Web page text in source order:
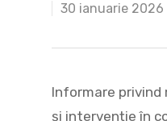
30 ianuarie 2026
Informare privind
și intervenție în